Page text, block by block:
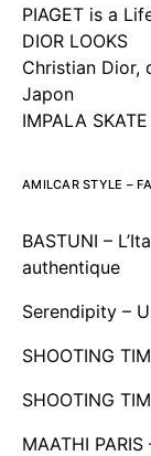
PIAGET is a
DIOR LOOKS
Christian Dior,
Japon
IMPALA
AMILCAR STYLE –
BASTUNI –
authentique
Serendipity –
SHOOTING
SHOOTING
MAATHI